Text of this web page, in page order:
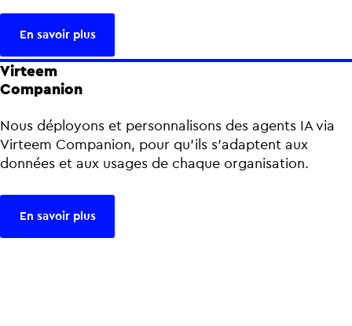
En savoir plus
Virteem
Companion
Nous déployons et personnalisons des agents IA via
Virteem Companion, pour qu’ils s’adaptent aux
données et aux usages de chaque organisation.
En savoir plus